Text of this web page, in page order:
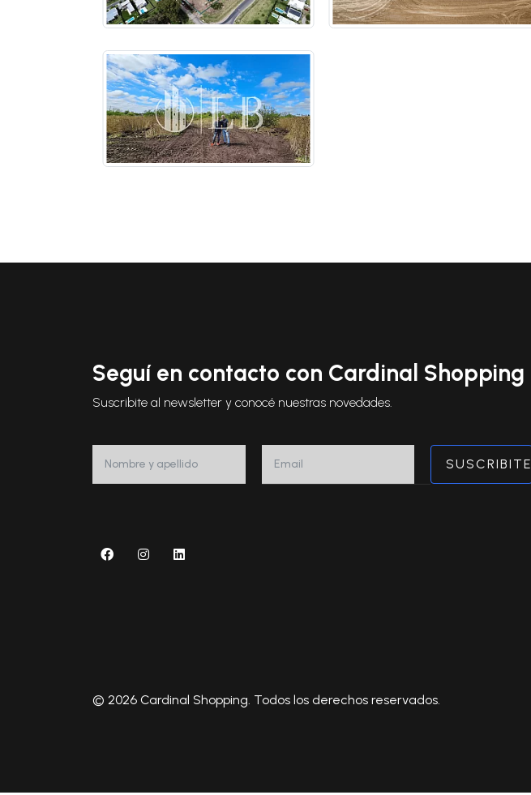
Seguí en contacto con Cardinal Shopping
Suscribite al newsletter y conocé nuestras novedades.
SUSCRIBITE
© 2026 Cardinal Shopping. Todos los derechos reservados.